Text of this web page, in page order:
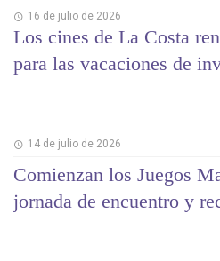
16 de julio de 2026
Los cines de La Costa
para las vacaciones de
14 de julio de 2026
Comienzan los Juegos
jornada de encuentro y